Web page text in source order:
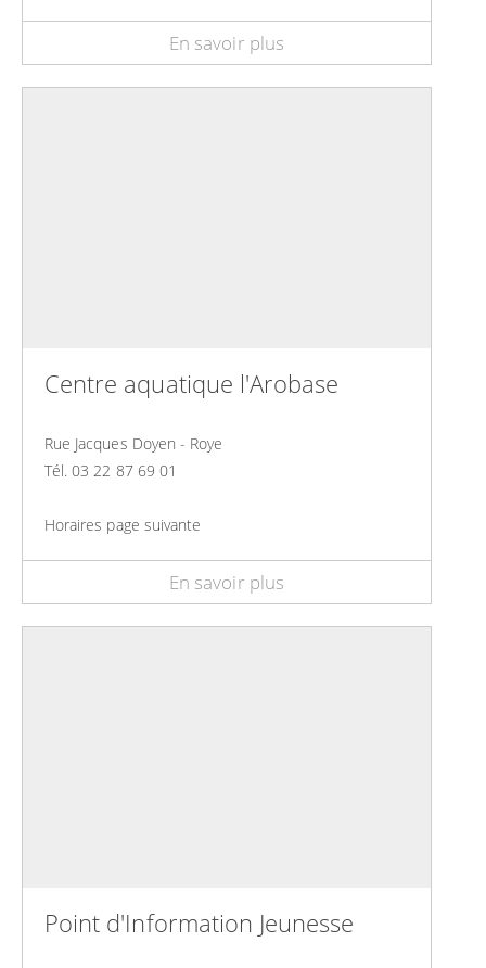
En savoir plus
Centre aquatique l'Arobase
Rue Jacques Doyen - Roye
Tél. 03 22 87 69 01
Horaires page suivante
En savoir plus
Point d'Information Jeunesse